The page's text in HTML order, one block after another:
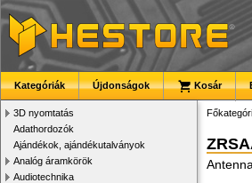
Kategóriák Újdonságok Kosár
3D nyomtatás
Adathordozók
Ajándékok, ajándékutalványok
Analóg áramkörök
Audiotechnika